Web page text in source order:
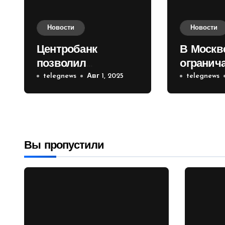
Новости
Центробанк
позволил
инвесторам из
враждебных
telegnews Авг 1, 2025
Новости
В
telegnews
Вы пропустили